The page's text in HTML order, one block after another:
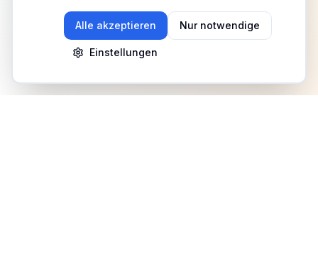
Alle akzeptieren Nur notwendige
Einstellungen